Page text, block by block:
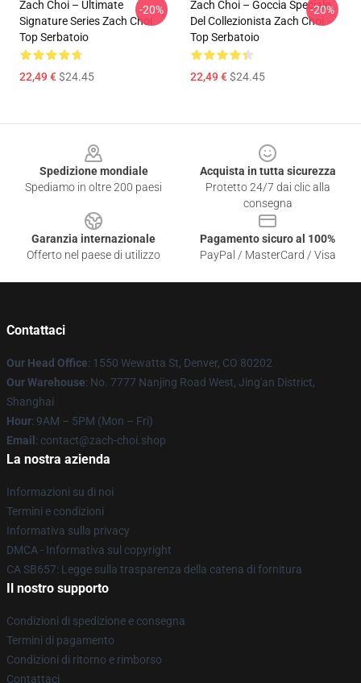
Zach Choi – Ultimate
Signature Series Zach Choi
Top Serbatoio
22,49 €$24.45
-20%
Zach Choi – Goccia Speciale
Del Collezionista Zach Choi
Top Serbatoio
22,49 €$24.45
-20%
Spedizione mondiale
Spediamo in oltre 200 paesi
Acquista in tutta sicurezza
Protetto 24/7 dai clic alla
consegna
Garanzia internazionale
Offerto nel paese di utilizzo
Pagamento sicuro al 100%
PayPal / MasterCard / Visa
Contattaci
Our Head Office: 1550 Wewatta St, Denver, CO 80202
Our Warehouse: No. 7777 Nanjing Road West, Jing'an District,
Shanghai
Hour: 9AM – 5PM (Mon – Fri)
Email : contact@zach-choi.shop
La nostra azienda
Informazioni su di noi
Termini e condizioni
Informativa sulla privacy
DMCA - Informativa sul copyright
CA SB657: Legge sulla trasparenza della catena di fornitura
Il nostro supporto
Condizioni di spedizione e consegna
Termini di pagamento
Condizioni di ritorno e rimborso
Contattaci